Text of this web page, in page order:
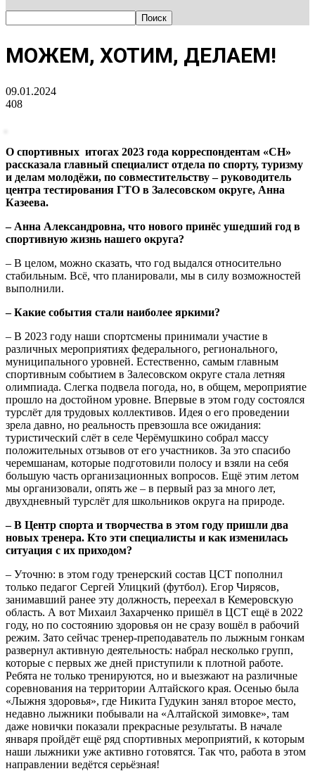
МОЖЕМ, ХОТИМ, ДЕЛАЕМ!
09.01.2024
408
О спортивных итогах 2023 года корреспондентам «СН»
рассказала главный специалист отдела по спорту, туризму
и делам молодёжи, по совместительству – руководитель
центра тестирования ГТО в Залесовском округе, Анна
Казеева.
– Анна Александровна, что нового принёс ушедший год в
спортивную жизнь нашего округа?
– В целом, можно сказать, что год выдался относительно
стабильным. Всё, что планировали, мы в силу возможностей
выполнили.
– Какие события стали наиболее яркими?
– В 2023 году наши спортсмены принимали участие в
различных мероприятиях федерального, регионального,
муниципального уровней. Естественно, самым главным
спортивным событием в Залесовском округе стала летняя
олимпиада. Слегка подвела погода, но, в общем, мероприятие
прошло на достойном уровне. Впервые в этом году состоялся
турслёт для трудовых коллективов. Идея о его проведении
зрела давно, но реальность превзошла все ожидания:
туристический слёт в селе Черёмушкино собрал массу
положительных отзывов от его участников. За это спасибо
черемшанам, которые подготовили полосу и взяли на себя
большую часть организационных вопросов. Ещё этим летом
мы организовали, опять же – в первый раз за много лет,
двухдневный турслёт для школьников округа на природе.
– В Центр спорта и творчества в этом году пришли два
новых тренера. Кто эти специалисты и как изменилась
ситуация с их приходом?
– Уточню: в этом году тренерский состав ЦСТ пополнил
только педагог Сергей Улицкий (футбол). Егор Чирясов,
занимавший ранее эту должность, переехал в Кемеровскую
область. А вот Михаил Захарченко пришёл в ЦСТ ещё в 2022
году, но по состоянию здоровья он не сразу вошёл в рабочий
режим. Зато сейчас тренер-преподаватель по лыжным гонкам
развернул активную деятельность: набрал несколько групп,
которые с первых же дней приступили к плотной работе.
Ребята не только тренируются, но и выезжают на различные
соревнования на территории Алтайского края. Осенью была
«Лыжня здоровья», где Никита Гудукин занял второе место,
недавно лыжники побывали на «Алтайской зимовке», там
даже новички показали прекрасные результаты. В начале
января пройдёт ещё ряд спортивных мероприятий, к которым
наши лыжники уже активно готовятся. Так что, работа в этом
направлении ведётся серьёзная!